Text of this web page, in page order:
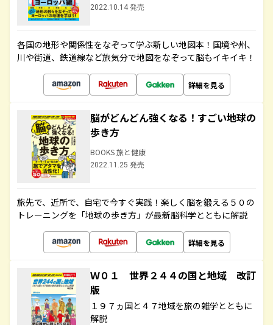
2022.10.14 発売
各国の地形や関係性をなぞって学ぶ新しい地図本！国境や州、
川や街道、鉄道線など旅気分で地図をなぞって脳もイキイキ！
詳細を見る
脳がどんどん強くなる！すごい地球の
歩き方
BOOKS 旅と健康
2022.11.25 発売
旅先で、近所で、自宅で今すぐ実践！楽しく脳を鍛える５０の
トレーニングを「地球の歩き方」が最新脳科学とともに解説
詳細を見る
Ｗ０１ 世界２４４の国と地域 改訂
版
１９７ヵ国と４７地域を旅の雑学とともに
解説